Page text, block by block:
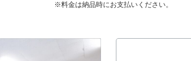
※料金は納品時にお支払いください。